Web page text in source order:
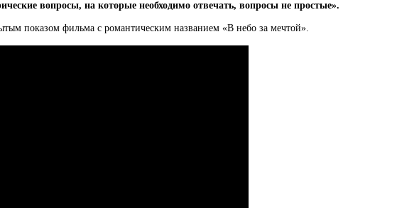
вопросы, на которые необходимо отвечать, вопросы не простые».
открытым показом фильма с романтическим названием «В небо за